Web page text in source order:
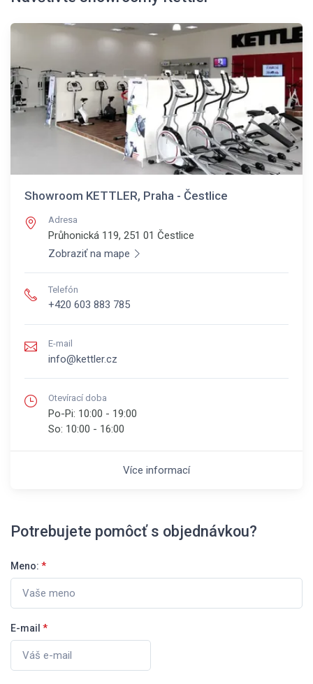
Showroom KETTLER, Praha - Čestlice
Adresa
Průhonická 119, 251 01 Čestlice
Zobraziť na mape
Telefón
+420 603 883 785
E-mail
info@kettler.cz
Otevírací doba
Po-Pi: 10:00 - 19:00
So: 10:00 - 16:00
Více informací
Potrebujete pomôcť s objednávkou?
Meno: *
E-mail *